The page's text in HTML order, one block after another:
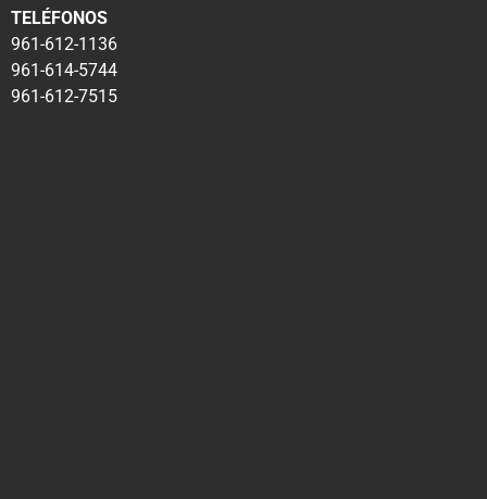
TELÉFONOS
961-612-1136
961-614-5744
961-612-7515